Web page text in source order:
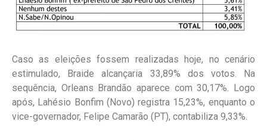
Caso as eleições fossem realizadas hoje, no cenário
estimulado, Braide alcançaria 33,89% dos votos. Na
sequência, Orleans Brandão aparece com 30,17%. Logo
após, Lahésio Bonfim (Novo) registra 15,23%, enquanto o
vice-governador, Felipe Camarão (PT), contabiliza 9,33%.